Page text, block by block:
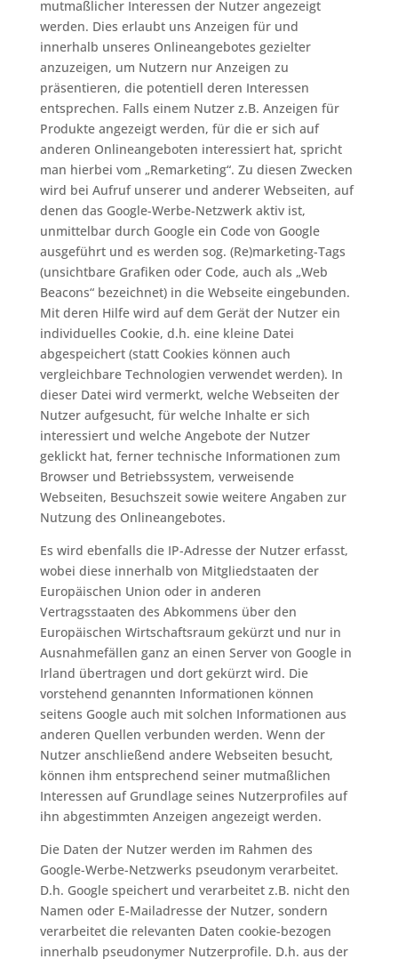
mutmaßlicher Interessen der Nutzer angezeigt
werden. Dies erlaubt uns Anzeigen für und
innerhalb unseres Onlineangebotes gezielter
anzuzeigen, um Nutzern nur Anzeigen zu
präsentieren, die potentiell deren Interessen
entsprechen. Falls einem Nutzer z.B. Anzeigen für
Produkte angezeigt werden, für die er sich auf
anderen Onlineangeboten interessiert hat, spricht
man hierbei vom „Remarketing“. Zu diesen Zwecken
wird bei Aufruf unserer und anderer Webseiten, auf
denen das Google-Werbe-Netzwerk aktiv ist,
unmittelbar durch Google ein Code von Google
ausgeführt und es werden sog. (Re)marketing-Tags
(unsichtbare Grafiken oder Code, auch als „Web
Beacons“ bezeichnet) in die Webseite eingebunden.
Mit deren Hilfe wird auf dem Gerät der Nutzer ein
individuelles Cookie, d.h. eine kleine Datei
abgespeichert (statt Cookies können auch
vergleichbare Technologien verwendet werden). In
dieser Datei wird vermerkt, welche Webseiten der
Nutzer aufgesucht, für welche Inhalte er sich
interessiert und welche Angebote der Nutzer
geklickt hat, ferner technische Informationen zum
Browser und Betriebssystem, verweisende
Webseiten, Besuchszeit sowie weitere Angaben zur
Nutzung des Onlineangebotes.
Es wird ebenfalls die IP-Adresse der Nutzer erfasst,
wobei diese innerhalb von Mitgliedstaaten der
Europäischen Union oder in anderen
Vertragsstaaten des Abkommens über den
Europäischen Wirtschaftsraum gekürzt und nur in
Ausnahmefällen ganz an einen Server von Google in
Irland übertragen und dort gekürzt wird. Die
vorstehend genannten Informationen können
seitens Google auch mit solchen Informationen aus
anderen Quellen verbunden werden. Wenn der
Nutzer anschließend andere Webseiten besucht,
können ihm entsprechend seiner mutmaßlichen
Interessen auf Grundlage seines Nutzerprofiles auf
ihn abgestimmten Anzeigen angezeigt werden.
Die Daten der Nutzer werden im Rahmen des
Google-Werbe-Netzwerks pseudonym verarbeitet.
D.h. Google speichert und verarbeitet z.B. nicht den
Namen oder E-Mailadresse der Nutzer, sondern
verarbeitet die relevanten Daten cookie-bezogen
innerhalb pseudonymer Nutzerprofile. D.h. aus der